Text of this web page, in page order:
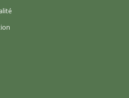
S’ouvre